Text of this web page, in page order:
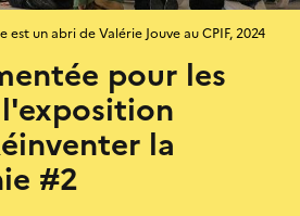
pour les
la
#2
un abri de Valérie Jouve au CPIF, 2024